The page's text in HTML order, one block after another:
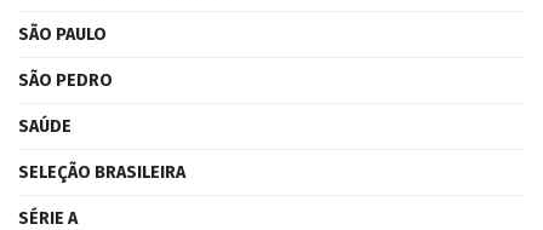
SÃO PAULO
SÃO PEDRO
SAÚDE
SELEÇÃO BRASILEIRA
SÉRIE A